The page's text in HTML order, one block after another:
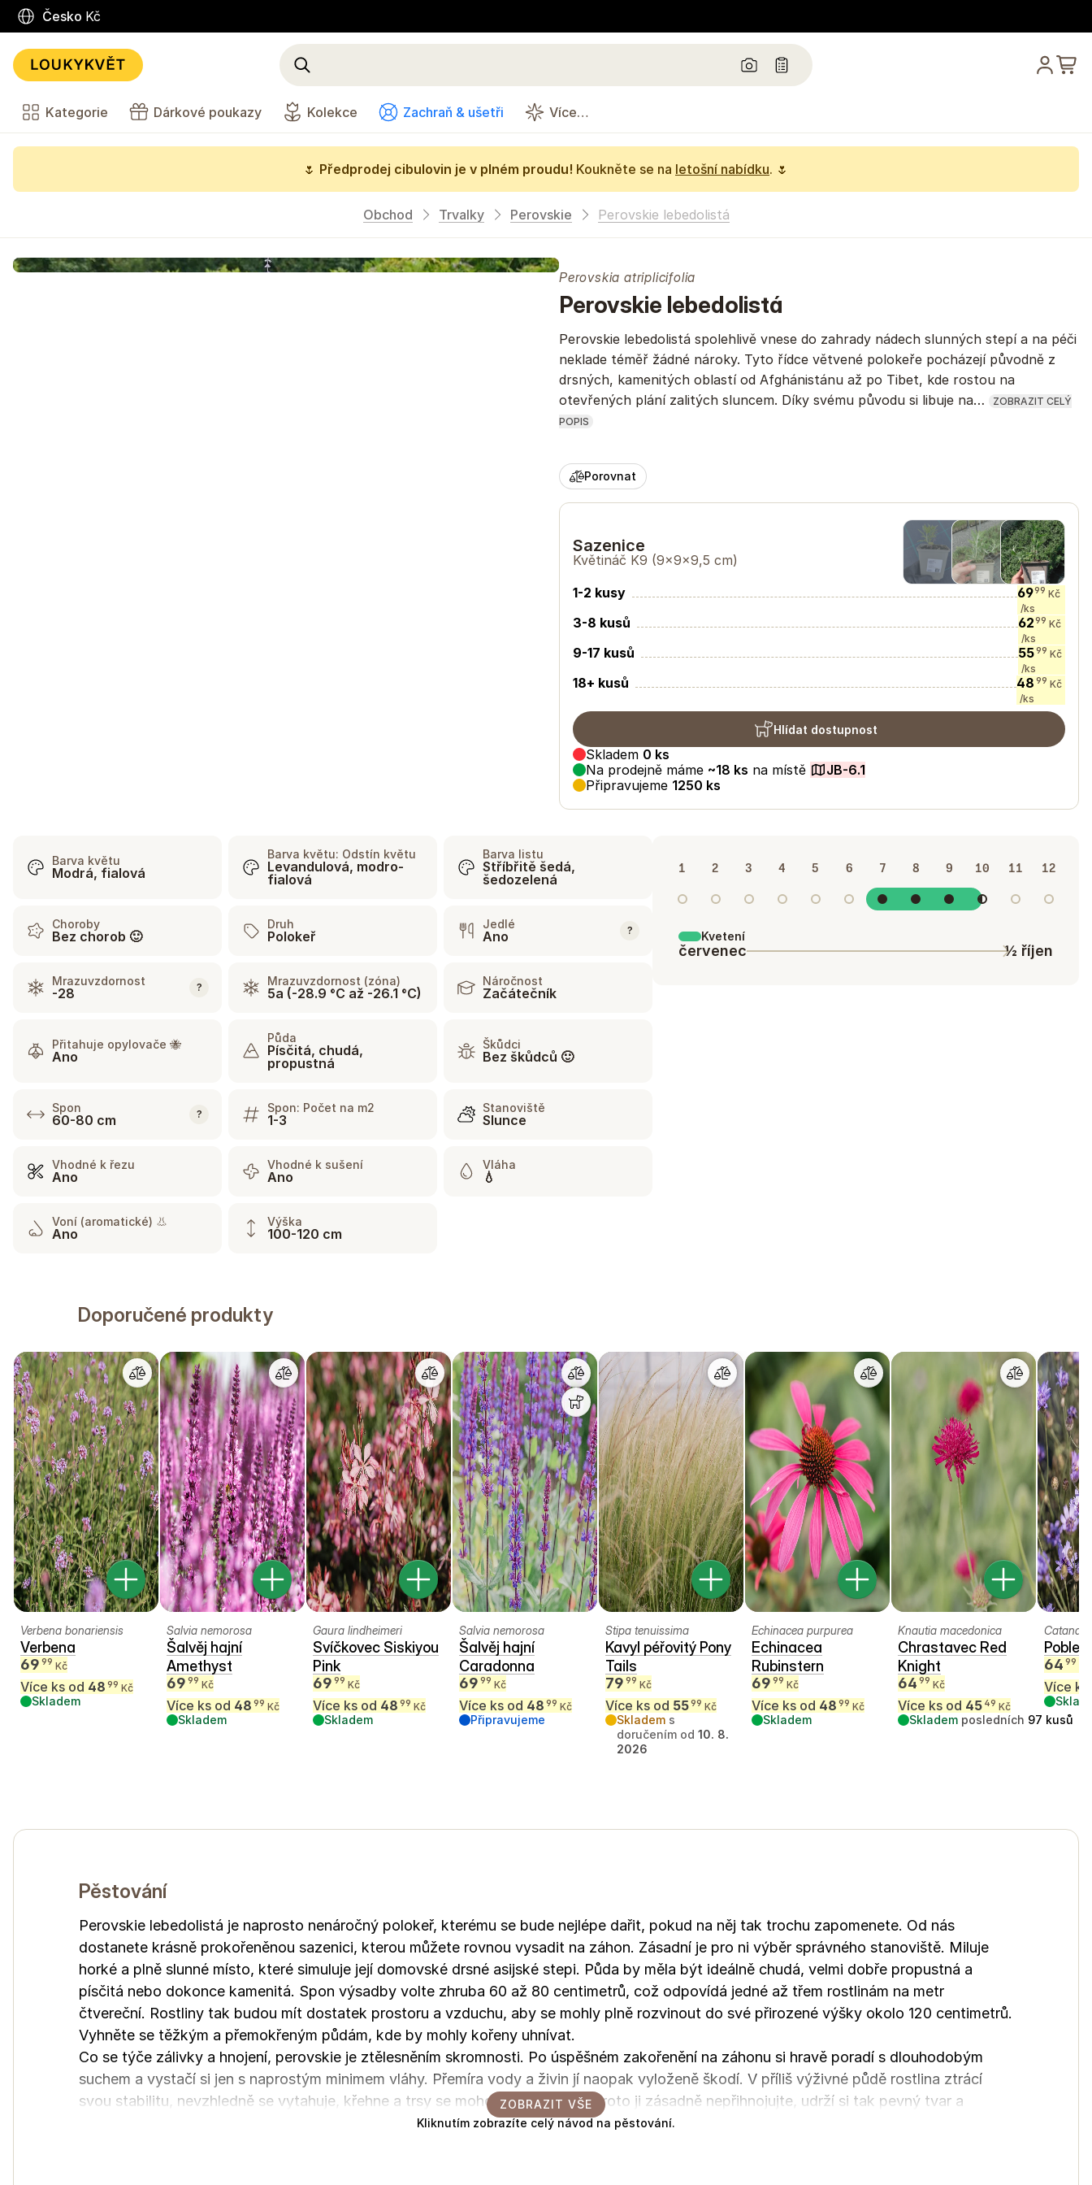
Česko Kč
Kategorie Dárkové poukazy Kolekce Zachraň & ušetři Více…
🌷 Předprodej cibulovin je v plném proudu! Koukněte se na letošní nabídku. 🌷
Obchod Trvalky Perovskie Perovskie lebedolistá
Perovskia atriplicifolia
Perovskie lebedolistá
Perovskie lebedolistá spolehlivě vnese do zahrady nádech slunných stepí a na péči
neklade téměř žádné nároky. Tyto řídce větvené polokeře pocházejí původně z
drsných, kamenitých oblastí od Afghánistánu až po Tibet, kde rostou na
otevřených plání zalitých sluncem. Díky svému původu si libuje na…
ZOBRAZIT CELÝ
POPIS
Porovnat
Sazenice
Květináč K9 (9×9×9,5 cm)
1-2 kusy
6999 Kč
/ks
3-8 kusů 6299 Kč
/ks
9-17 kusů 5599 Kč
/ks
18+ kusů 48 99 Kč
/ks
Hlídat dostupnost
Skladem 0 ks
Na prodejně máme ~18 ks na místě
JB-6.1
Připravujeme 1250 ks
Barva květu
Modrá, fialová
Barva květu: Odstín květu
Levandulová, modro-
fialová
Barva listu
Stříbřitě šedá,
šedozelená
Choroby
Bez chorob 🙂
Druh
Polokeř
Jedlé
Ano ?
Mrazuvzdornost
-28 ? Mrazuvzdornost (zóna)
5a (-28.9 °C až -26.1 °C)
Náročnost
Začátečník
Přitahuje opylovače 🐝
Ano
Půda
Písčitá, chudá,
propustná
Škůdci
Bez škůdců 🙂
Spon
60-80 cm ? Spon: Počet na m2
1-3
Stanoviště
Slunce
Vhodné k řezu
Ano
Vhodné k sušení
Ano
Vláha
💧
Voní (aromatické) 👃
Ano
Výška
100-120 cm
1 2 3 4 5 6 7 8 9 10 11 12
Kvetení
červenec ½ říjen
Doporučené produkty
Verbena bonariensis
Verbena
69 99 Kč
Více ks od 48 99 Kč
Skladem
Salvia nemorosa
Šalvěj hajní
Amethyst
69 99 Kč
Více ks od 48 99 Kč
Skladem
Gaura lindheimeri
Svíčkovec Siskiyou
Pink
69 99 Kč
Více ks od 48 99 Kč
Skladem
Salvia nemorosa
Šalvěj hajní
Caradonna
69 99 Kč
Více ks od 48 99 Kč
Připravujeme
Stipa tenuissima
Kavyl péřovitý Pony
Tails
79 99 Kč
Více ks od 5599 Kč
Skladem s
doručením od 10. 8.
2026
Echinacea purpurea
Echinacea
Rubinstern
69 99 Kč
Více ks od 48 99 Kč
Skladem
Knautia macedonica
Chrastavec Red
Knight
64 99 Kč
Více ks od 45 49 Kč
Skladem posledních 97 kusů
64 99
Více
Pěstování
Perovskie lebedolistá je naprosto nenáročný polokeř, kterému se bude nejlépe dařit, pokud na něj tak trochu zapomenete. Od nás
dostanete krásně prokořeněnou sazenici, kterou můžete rovnou vysadit na záhon. Zásadní je pro ni výběr správného stanoviště. Miluje
horké a plně slunné místo, které simuluje její domovské drsné asijské stepi. Půda by měla být ideálně chudá, velmi dobře propustná a
písčitá nebo dokonce kamenitá. Spon výsadby volte zhruba 60 až 80 centimetrů, což odpovídá jedné až třem rostlinám na metr
čtvereční. Rostliny tak budou mít dostatek prostoru a vzduchu, aby se mohly plně rozvinout do své přirozené výšky okolo 120 centimetrů.
Vyhněte se těžkým a přemokřeným půdám, kde by mohly kořeny uhnívat.
Co se týče zálivky a hnojení, perovskie je ztělesněním skromnosti. Po úspěšném zakořenění na záhonu si hravě poradí s dlouhodobým
suchem a vystačí si jen s naprostým minimem vláhy. Přemíra vody a živin jí naopak vyloženě škodí. V příliš výživné půdě rostlina ztrácí
svou stabilitu, nevzhledně se vytahuje, křehne a trsy se mohou rozklesávat. Proto ji zásadně nepřihnojujte, udrží si tak pevný tvar a
nebude potřebovat žádnou oporu. Obrovskou výhodou je také její vysoká odolnost – spolehlivě se jí vyhnou běžní škůdci i choroby, takže
ZOBRAZIT VŠE
Kliknutím zobrazíte celý návod na pěstování.